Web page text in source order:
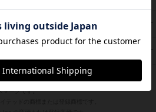
PT
PT
とともに
他の国々で登録されたApple Inc.の商標です。
マークです。